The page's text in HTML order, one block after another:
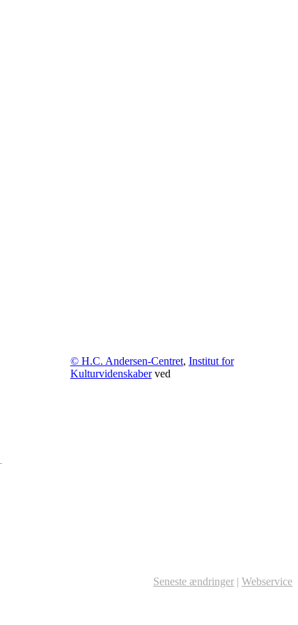
© H.C. Andersen-Centret, Institut for
Kulturvidenskaberved
Seneste ændringer | Webservice